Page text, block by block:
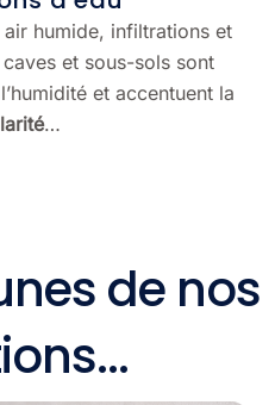
humide, infiltrations et
et sous-sols sont
et accentuent la
…
de nos